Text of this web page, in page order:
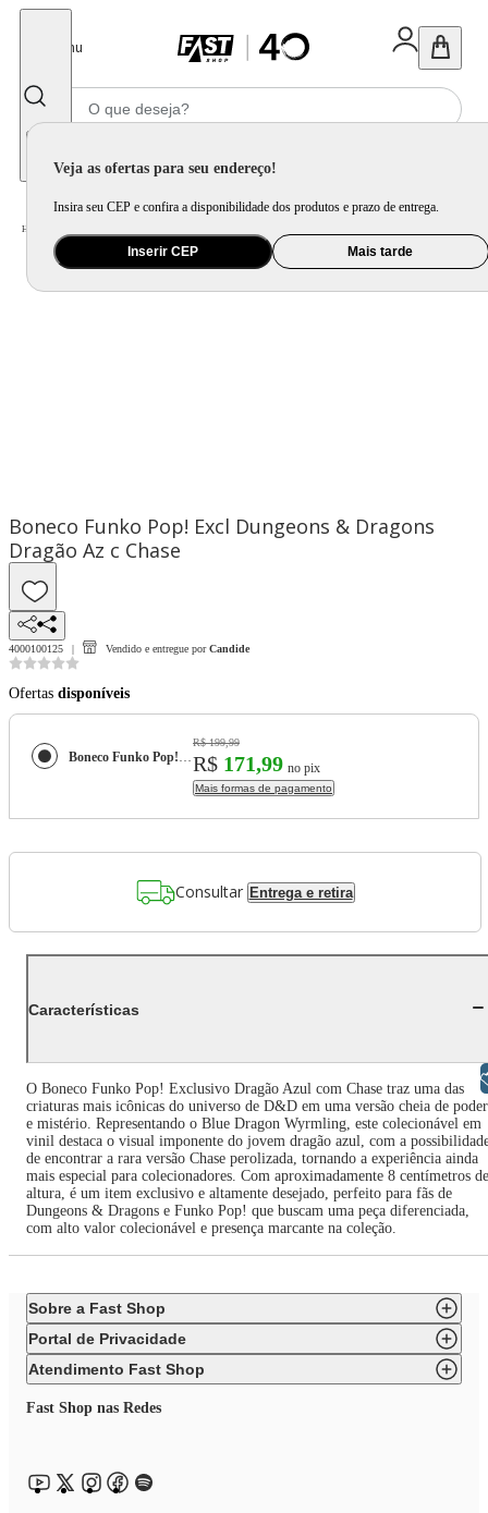
Menu
Veja as ofertas para seu endereço!
Insira seu CEP e confira a disponibilidade dos produtos e prazo de entrega.
Inserir CEP Mais tarde
Home
Boneco Funko Pop! Excl Dungeons & Dragons
Dragão Az c Chase
4000100125 Vendido e entregue por Candide
Ofertas disponíveis
Boneco Funko Pop! Excl Dungeons & Dragons Dragão Az c Chase
R$ 199,99
R$ 171,99 no pix
Mais formas de pagamento
Consultar Entrega e retira
Características
O Boneco Funko Pop! Exclusivo Dragão Azul com Chase traz uma das
criaturas mais icônicas do universo de D&D em uma versão cheia de poder
e mistério. Representando o Blue Dragon Wyrmling, este colecionável em
vinil destaca o visual imponente do jovem dragão azul, com a
de encontrar a rara versão Chase perolizada, tornando a experiência ainda
mais especial para colecionadores. Com aproximadamente 8 centímetros de
altura, é um item exclusivo e altamente desejado, perfeito para fãs de
Dungeons & Dragons e Funko Pop! que buscam uma peça diferenciada,
com alto valor colecionável e presença marcante na coleção.
Sobre a Fast Shop
Portal de Privacidade
Atendimento Fast Shop
Fast Shop nas Redes